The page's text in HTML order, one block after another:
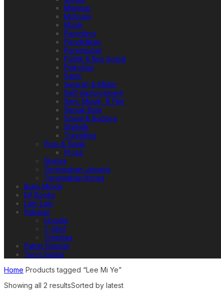
Memoar
Motivasi
Musik
Parenting
Pendidikan
Perempuan
Politik & Ilmu Sosial
Psikologi
Sains
Sejarah & Militer
Self-improvement
Seni, Musik, & Film
Sepak Bola
Sosial & Budaya
Statistik
Travelling
Puisi & Sajak
Prosa
Sketsa
Terjemahan Jepang
Terjemahan Korea
Buku Mojok
EA Books
Lain-Lain
Pakaian
Hoodie
T-Shirt
Totebag
Paket Spesial
Teori Sastra
Home Products tagged “Lee Mi Ye”
Showing all 2 resultsSorted by latest